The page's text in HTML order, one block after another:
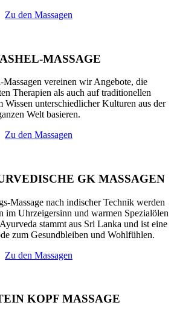
Zu den Massagen
MASSAGE
Massagen vereinen wir Angebote, die
Therapien als auch auf traditionellen
Wissen unterschiedlicher Kulturen aus der
Welt basieren.
Zu den Massagen
GK MASSAGEN
Massage nach indischer Technik werden
im Uhrzeigersinn und warmen Spezialölen
stammt aus Sri Lanka und ist eine
zum Gesundbleiben und Wohlfühlen.
Zu den Massagen
KOPF MASSAGE